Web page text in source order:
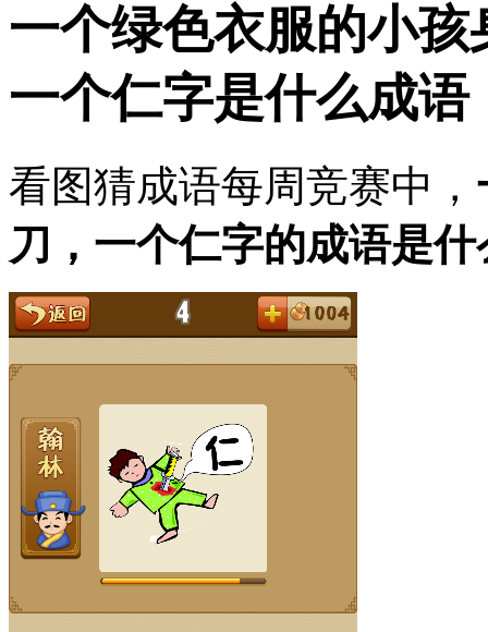
一个绿色衣服的小
一个仁字是什么成语
看图猜成语每周竞赛中，
刀，一个仁字的成语是什